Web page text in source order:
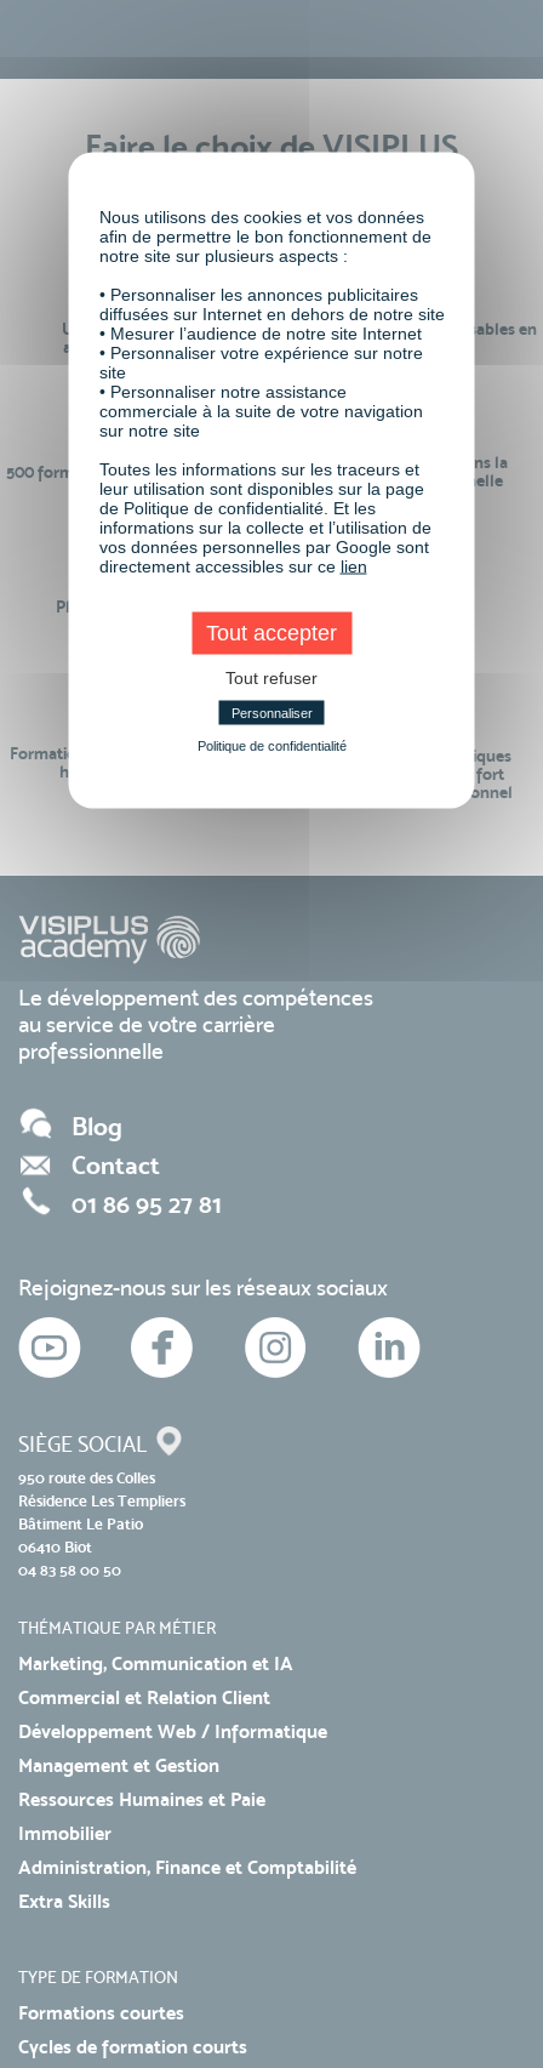
Faire le choix de VISIPLUS
Un réseau de 22 000
anciens participants
100% des formations réalisables en
digital learning
500 formations pour se préparer au
monde de demain
24 ans d'expérience dans la
formation professionnelle
Plus de 50 formations
Des intervenants
Formations réalisables pendant ou
hors temps de travail
Des contenus pédagogiques
« de pointe » et en lien fort
avec le monde professionnel
Le développement des compétences
au service de votre carrière
professionnelle
Blog
Contact
01 86 95 27 81
Rejoignez-nous sur les réseaux sociaux
SIÈGE SOCIAL
950 route des Colles
Résidence Les Templiers
Bâtiment Le Patio
06410 Biot
04 83 58 00 50
THÉMATIQUE PAR MÉTIER
Marketing, Communication et IA
Commercial et Relation Client
Développement Web / Informatique
Management et Gestion
Ressources Humaines et Paie
Immobilier
Administration, Finance et Comptabilité
Extra Skills
TYPE DE FORMATION
Formations courtes
Cycles de formation courts
Nous utilisons des cookies et vos données
afin de permettre le bon fonctionnement de
notre site sur plusieurs aspects :
• Personnaliser les annonces publicitaires
diffusées sur Internet en dehors de notre site
• Mesurer l’audience de notre site Internet
• Personnaliser votre expérience sur notre
site
• Personnaliser notre assistance
commerciale à la suite de votre navigation
sur notre site
Toutes les informations sur les traceurs et
leur utilisation sont disponibles sur la page
de Politique de confidentialité. Et les
informations sur la collecte et l’utilisation de
vos données personnelles par Google sont
directement accessibles sur ce lien
Tout accepter
Tout refuser
Personnaliser
Politique de confidentialité